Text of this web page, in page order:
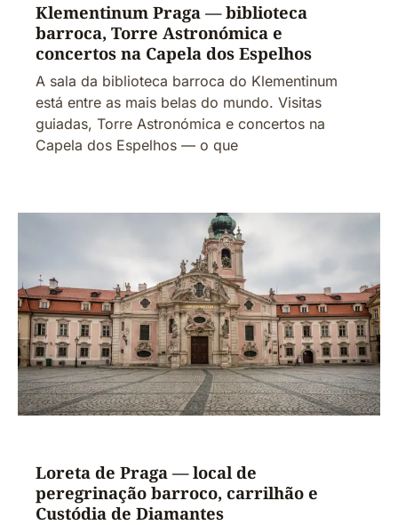
Klementinum Praga — biblioteca
barroca, Torre Astronómica e
concertos na Capela dos Espelhos
A sala da biblioteca barroca do Klementinum
está entre as mais belas do mundo. Visitas
guiadas, Torre Astronómica e concertos na
Capela dos Espelhos — o que
Loreta de Praga — local de
peregrinação barroco, carrilhão e
Custódia de Diamantes